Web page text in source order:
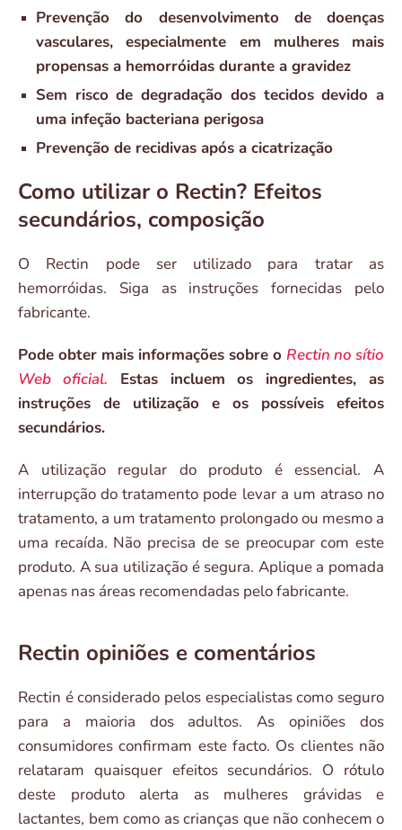
Prevenção do desenvolvimento de doenças
vasculares, especialmente em mulheres mais
propensas a hemorróidas durante a gravidez
Sem risco de degradação dos tecidos devido a
uma infeção bacteriana perigosa
Prevenção de recidivas após a cicatrização
Como utilizar o Rectin? Efeitos
secundários, composição
O Rectin pode ser utilizado para tratar as
hemorróidas. Siga as instruções fornecidas pelo
fabricante.
Pode obter mais informações sobre o Rectin no sítio
Web oficial. Estas incluem os ingredientes, as
instruções de utilização e os possíveis efeitos
secundários.
A utilização regular do produto é essencial. A
interrupção do tratamento pode levar a um atraso no
tratamento, a um tratamento prolongado ou mesmo a
uma recaída. Não precisa de se preocupar com este
produto. A sua utilização é segura. Aplique a pomada
apenas nas áreas recomendadas pelo fabricante.
Rectin opiniões e comentários
Rectin é considerado pelos especialistas como seguro
para a maioria dos adultos. As opiniões dos
consumidores confirmam este facto. Os clientes não
relataram quaisquer efeitos secundários. O rótulo
deste produto alerta as mulheres grávidas e
lactantes, bem como as crianças que não conhecem o